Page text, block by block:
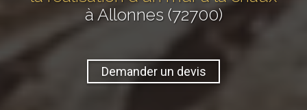
à Allonnes (72700)
Demander un devis